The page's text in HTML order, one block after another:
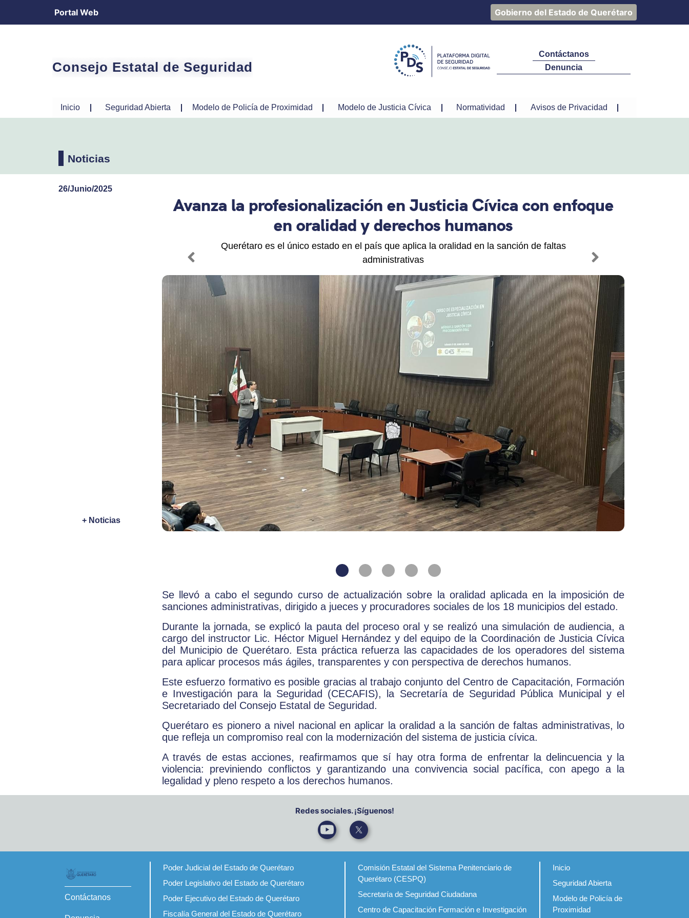
Portal Web Gobierno del Estado de Querétaro
Consejo Estatal de Seguridad
Contáctanos
Denuncia
Inicio Seguridad Abierta Modelo de Policía de Proximidad Modelo de Justicia Cívica Normatividad Avisos de Privacidad
Noticias
26/Junio/2025
+ Noticias
Avanza la profesionalización en Justicia Cívica con enfoque
en oralidad y derechos humanos
Querétaro es el único estado en el país que aplica la oralidad en la sanción de faltas
administrativas
Previous Next
Se llevó a cabo el segundo curso de actualización sobre la oralidad aplicada en la imposición de
sanciones administrativas, dirigido a jueces y procuradores sociales de los 18 municipios del estado.
Durante la jornada, se explicó la pauta del proceso oral y se realizó una simulación de audiencia, a
cargo del instructor Lic. Héctor Miguel Hernández y del equipo de la Coordinación de Justicia Cívica
del Municipio de Querétaro. Esta práctica refuerza las capacidades de los operadores del sistema
para aplicar procesos más ágiles, transparentes y con perspectiva de derechos humanos.
Este esfuerzo formativo es posible gracias al trabajo conjunto del Centro de Capacitación, Formación
e Investigación para la Seguridad (CECAFIS), la Secretaría de Seguridad Pública Municipal y el
Secretariado del Consejo Estatal de Seguridad.
Querétaro es pionero a nivel nacional en aplicar la oralidad a la sanción de faltas administrativas, lo
que refleja un compromiso real con la modernización del sistema de justicia cívica.
A través de estas acciones, reafirmamos que sí hay otra forma de enfrentar la delincuencia y la
violencia: previniendo conflictos y garantizando una convivencia social pacífica, con apego a la
legalidad y pleno respeto a los derechos humanos.
Redes sociales. ¡Síguenos!
Contáctanos
Poder Judicial del Estado de Querétaro
Poder Legislativo del Estado de Querétaro
Poder Ejecutivo del Estado de Querétaro
Fiscalía General del Estado de Querétaro
Comisión Estatal del Sistema Penitenciario de
Querétaro (CESPQ)
Secretaría de Seguridad Ciudadana
Centro de Capacitación Formación e Investigación
Inicio
Seguridad Abierta
Modelo de Policía de
Proximidad